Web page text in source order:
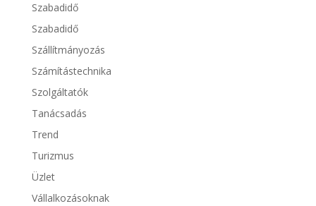
Szabadidő
Szabadidő
Szállítmányozás
Számítástechnika
Szolgáltatók
Tanácsadás
Trend
Turizmus
Üzlet
Vállalkozásoknak